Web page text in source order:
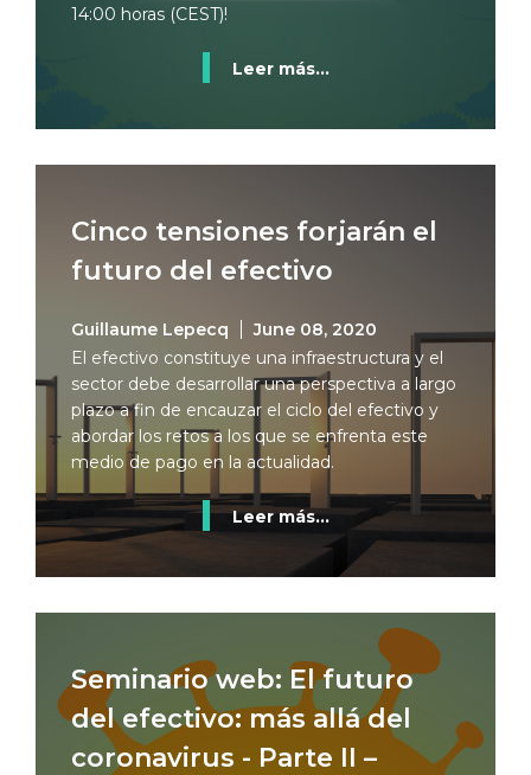
14:00 horas (CEST)!
Leer más...
Cinco tensiones forjarán el
futuro del efectivo
Guillaume Lepecq
June 08, 2020
El efectivo constituye una infraestructura y el
sector debe desarrollar una perspectiva a largo
plazo a fin de encauzar el ciclo del efectivo y
abordar los retos a los que se enfrenta este
medio de pago en la actualidad.
Leer más...
Seminario web: El futuro
del efectivo: más allá del
coronavirus - Parte II –